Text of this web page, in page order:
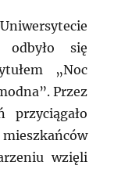
odbyło się
„Noc
Przez
wzięli